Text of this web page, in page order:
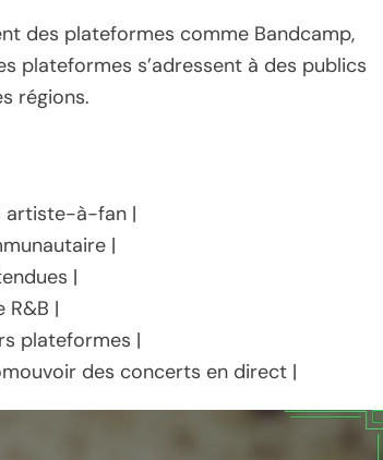
des plateformes comme Bandcamp,
plateformes s’adressent à des publics
régions.
artiste-à-fan |
|
|
|
plateformes |
des concerts en direct |